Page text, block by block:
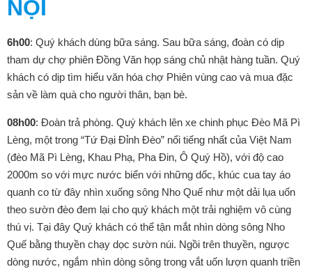
NỘI
6h00: Quý khách dùng bữa sáng. Sau bữa sáng, đoàn có dịp
tham dự chợ phiên Đồng Văn họp sáng chủ nhật hàng tuần. Quý
khách có dịp tìm hiểu văn hóa chợ Phiên vùng cao và mua đặc
sản về làm quà cho người thân, bạn bè.
08h00: Đoàn trả phòng. Quý khách lên xe chinh phục Đèo Mã Pì
Lèng, một trong “Tứ Đại Đỉnh Đèo” nổi tiếng nhất của Việt Nam
(đèo Mã Pì Lèng, Khau Phạ, Pha Đin, Ô Quý Hồ), với độ cao
2000m so với mực nước biển với những dốc, khúc cua tay áo
quanh co từ đây nhìn xuống sông Nho Quế như một dải lụa uốn
theo sườn đèo đem lại cho quý khách một trải nghiệm vô cùng
thú vị. Tại đây Quý khách có thể tận mắt nhìn dòng sông Nho
Quế bằng thuyền chạy dọc sườn núi. Ngồi trên thuyền, ngược
dòng nước, ngắm nhìn dòng sông trong vắt uốn lượn quanh triền